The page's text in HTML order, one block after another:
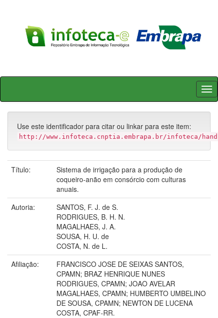
Skip
Use este identificador para citar ou linkar para este item:
http://www.infoteca.cnptia.embrapa.br/infoteca/
Título:
Sistema de irrigação para a produção de
coqueiro-anão em consórcio com culturas
anuais.
Autoria:
SANTOS, F. J. de S.
RODRIGUES, B. H. N.
MAGALHAES, J. A.
SOUSA, H. U. de
COSTA, N. de L.
Afiliação:
FRANCISCO JOSE DE SEIXAS SANTOS,
CPAMN; BRAZ HENRIQUE NUNES
RODRIGUES, CPAMN; JOAO AVELAR
MAGALHAES, CPAMN; HUMBERTO UMBELINO
DE SOUSA, CPAMN; NEWTON DE LUCENA
COSTA, CPAF-RR.